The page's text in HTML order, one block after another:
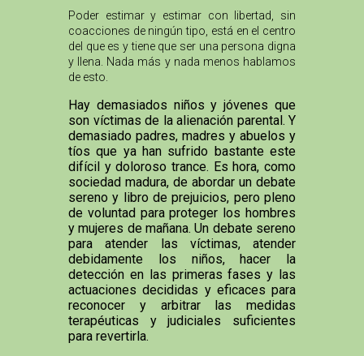
Poder estimar y estimar con libertad, sin
coacciones de ningún tipo, está en el centro
del que es y tiene que ser una persona digna
y llena. Nada más y nada menos hablamos
de esto.
Hay demasiados niños y jóvenes que
son víctimas de la alienación parental. Y
demasiado padres, madres y abuelos y
tíos que ya han sufrido bastante este
difícil y doloroso trance. Es hora, como
sociedad madura, de abordar un debate
sereno y libro de prejuicios, pero pleno
de voluntad para proteger los hombres
y mujeres de mañana. Un debate sereno
para atender las víctimas, atender
debidamente los niños, hacer la
detección en las primeras fases y las
actuaciones decididas y eficaces para
reconocer y arbitrar las medidas
terapéuticas y judiciales suficientes
para revertirla.